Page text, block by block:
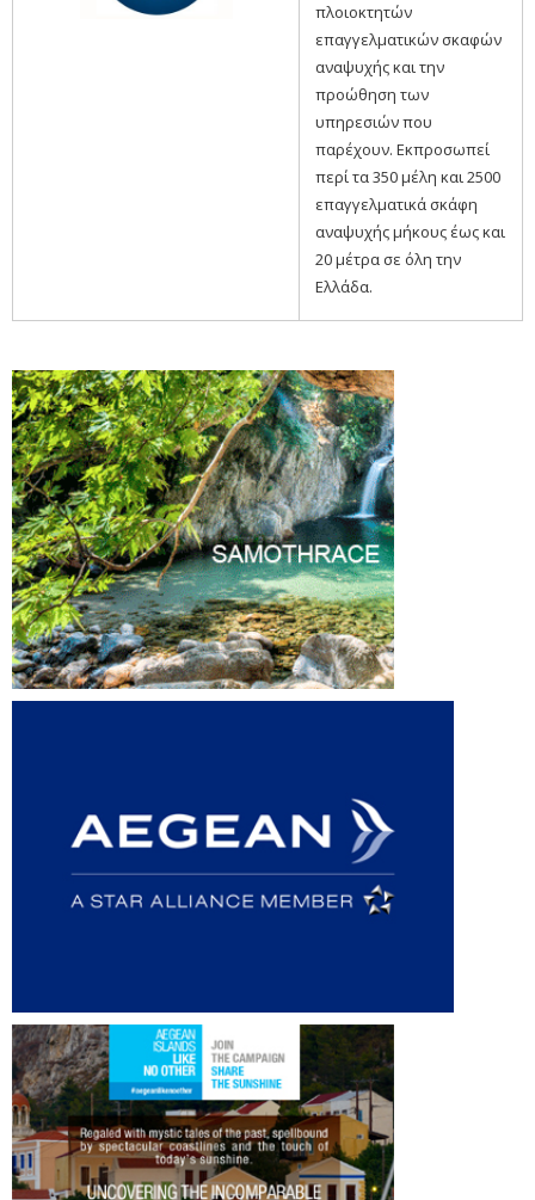
πλοιοκτητών
επαγγελματικών σκαφών
αναψυχής και την
προώθηση των
υπηρεσιών που
παρέχουν. Εκπροσωπεί
περί τα 350 μέλη και 2500
επαγγελματικά σκάφη
αναψυχής μήκους έως και
20 μέτρα σε όλη την
Ελλάδα.